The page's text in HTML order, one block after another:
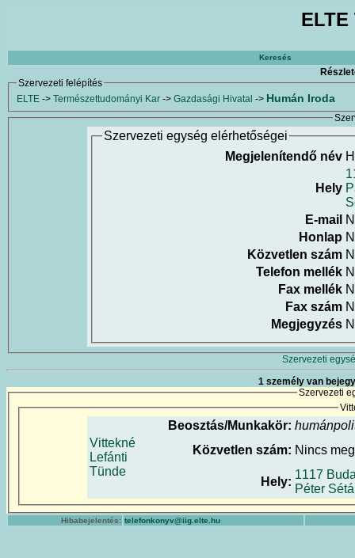
Keresés
Szervezeti felépítés
ELTE -> Természettudományi Kar -> Gazdasági Hivatal -> Humán Iroda
Szervezeti egység elérhetőségei
Megjelenítendő név
Hely
E-mail
Honlap
Közvetlen szám
Telefon mellék
Fax mellék
Fax szám
Megjegyzés
Szervezeti
1 személy van
Szervezeti
Vittekné
Lefánti
Tünde
Beosztás/Munkakör:
Közvetlen szám: Nincs
Hely:
1117
Péter
Hibabejelentés: telefonkonyv@iig.elte.hu